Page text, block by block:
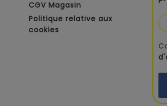
CGV Magasin
Politique relative aux
cookies